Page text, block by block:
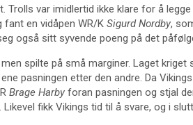
Trolls var imidlertid ikke klare for å
en vidåpen WR/K Sigurd Nordby,
også sitt syvende poeng på det
spilte på små marginer. Laget
pasningen etter den andre. Da
Brage Harby foran pasningen og stjal
Likevel fikk Vikings tid til å svare, og i